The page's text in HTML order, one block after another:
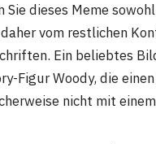
Sie dieses Meme
vom restlichen
Ein beliebtes
Figur Woody, die
nicht mit